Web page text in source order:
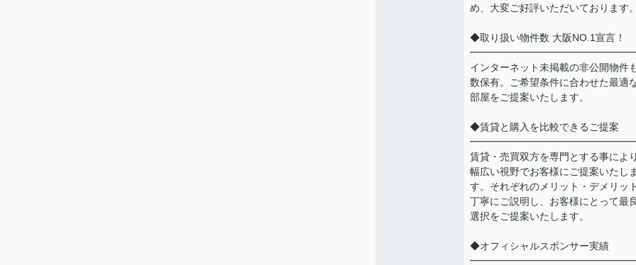
め、大変ご好評いただいております
◆取り扱い物件数 大阪NO.1宣言！
インターネット未掲載の非公開物件
数保有。ご希望条件に合わせた最適
部屋をご提案いたします。
◆賃貸と購入を比較できるご提案
賃貸・売買双方を専門とする事によ
幅広い視野でお客様にご提案いたし
す。それぞれのメリット・デメリッ
丁寧にご説明し、お客様にとって最
選択をご提案いたします。
◆オフィシャルスポンサー実績